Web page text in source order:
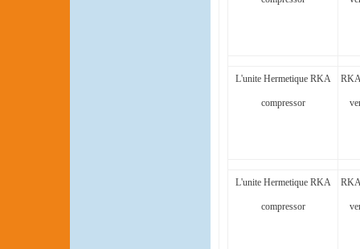
L'unite Hermetique RKA
compressor
L'unite Hermetique RKA
compressor